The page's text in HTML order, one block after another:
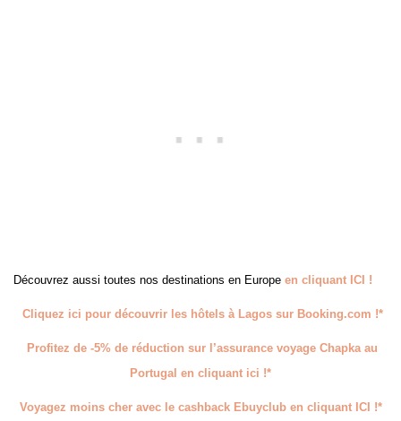
Découvrez aussi toutes nos destinations en Europe en cliquant ICI !
Cliquez ici pour découvrir les hôtels à Lagos sur Booking.com !*
Profitez de -5% de réduction sur l’assurance voyage Chapka au
Portugal en cliquant ici !*
Voyagez moins cher avec le cashback Ebuyclub en cliquant ICI !*